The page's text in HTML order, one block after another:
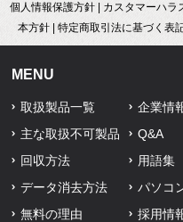
個人情報保護方針 カスタマーハラ
本方針
特定商取引法に基づく表
MENU
取扱製品一覧
主な取扱不可製品
回収方法
データ消去方法
無料の理由
企業情
Q&A
用語集
パソコ
採用情